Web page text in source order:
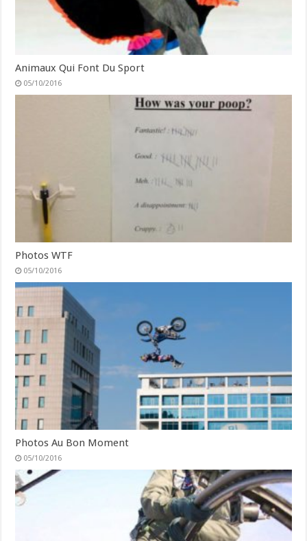
Animaux Qui Font Du Sport
05/10/2016
Photos WTF
05/10/2016
Photos Au Bon Moment
05/10/2016